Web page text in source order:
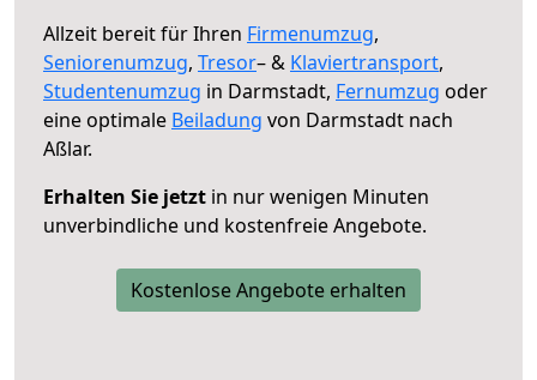
Allzeit bereit für Ihren Firmenumzug,
Seniorenumzug, Tresor– & Klaviertransport,
Studentenumzug in Darmstadt, Fernumzug oder
eine optimale Beiladung von Darmstadt nach
Aßlar.
Erhalten Sie jetzt in nur wenigen Minuten
unverbindliche und kostenfreie Angebote.
Kostenlose Angebote erhalten